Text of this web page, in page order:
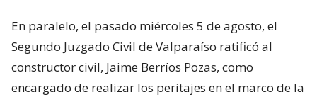
En paralelo, el pasado miércoles 5 de agosto, el
Segundo Juzgado Civil de Valparaíso ratificó al
constructor civil, Jaime Berríos Pozas, como
encargado de realizar los peritajes en el marco de la